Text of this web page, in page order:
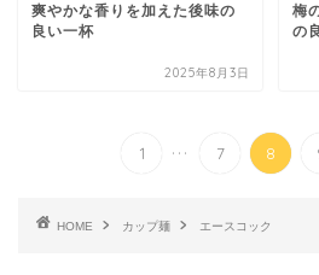
爽やかな香りを加えた後味の
良い一杯
2025年8月3日
梅
の
1 ... 7 8
HOME カップ麺 エースコック